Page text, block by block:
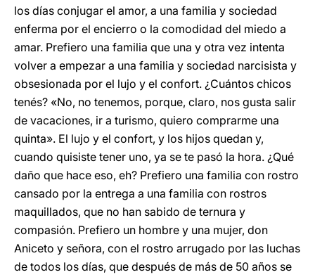
los días conjugar el amor, a una familia y sociedad
enferma por el encierro o la comodidad del miedo a
amar. Prefiero una familia que una y otra vez intenta
volver a empezar a una familia y sociedad narcisista y
obsesionada por el lujo y el confort. ¿Cuántos chicos
tenés? «No, no tenemos, porque, claro, nos gusta salir
de vacaciones, ir a turismo, quiero comprarme una
quinta». El lujo y el confort, y los hijos quedan y,
cuando quisiste tener uno, ya se te pasó la hora. ¿Qué
daño que hace eso, eh? Prefiero una familia con rostro
cansado por la entrega a una familia con rostros
maquillados, que no han sabido de ternura y
compasión. Prefiero un hombre y una mujer, don
Aniceto y señora, con el rostro arrugado por las luchas
de todos los días, que después de más de 50 años se